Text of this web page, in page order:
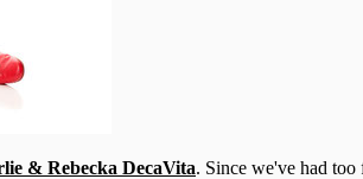
& Rebecka DecaVita. Since we've had too